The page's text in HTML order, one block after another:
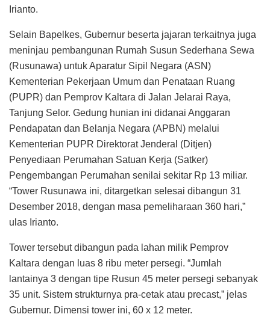
Irianto.
Selain Bapelkes, Gubernur beserta jajaran terkaitnya juga
meninjau pembangunan Rumah Susun Sederhana Sewa
(Rusunawa) untuk Aparatur Sipil Negara (ASN)
Kementerian Pekerjaan Umum dan Penataan Ruang
(PUPR) dan Pemprov Kaltara di Jalan Jelarai Raya,
Tanjung Selor. Gedung hunian ini didanai Anggaran
Pendapatan dan Belanja Negara (APBN) melalui
Kementerian PUPR Direktorat Jenderal (Ditjen)
Penyediaan Perumahan Satuan Kerja (Satker)
Pengembangan Perumahan senilai sekitar Rp 13 miliar.
“Tower Rusunawa ini, ditargetkan selesai dibangun 31
Desember 2018, dengan masa pemeliharaan 360 hari,”
ulas Irianto.
Tower tersebut dibangun pada lahan milik Pemprov
Kaltara dengan luas 8 ribu meter persegi. “Jumlah
lantainya 3 dengan tipe Rusun 45 meter persegi sebanyak
35 unit. Sistem strukturnya pra-cetak atau precast,” jelas
Gubernur. Dimensi tower ini, 60 x 12 meter.